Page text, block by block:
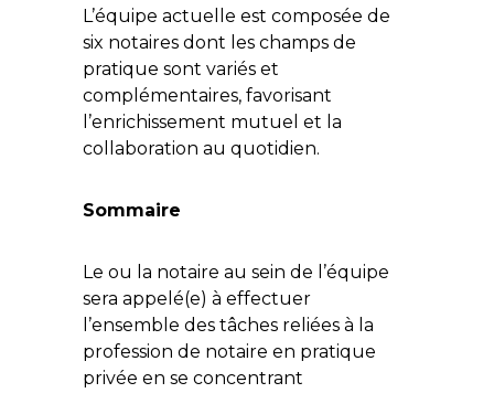
L’équipe actuelle est composée de
six notaires dont les champs de
pratique sont variés et
complémentaires, favorisant
l’enrichissement mutuel et la
collaboration au quotidien.
Sommaire
Le ou la notaire au sein de l’équipe
sera appelé(e) à effectuer
l’ensemble des tâches reliées à la
profession de notaire en pratique
privée en se concentrant